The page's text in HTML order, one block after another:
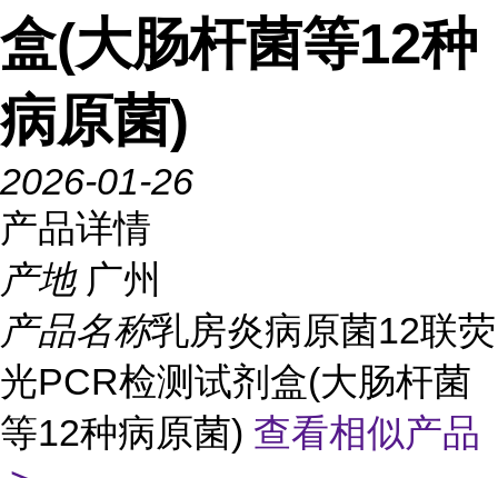
盒(大肠杆菌等12种
病原菌)
2026-01-26
产品详情
产地 广州
产品名称乳房炎病原菌12联荧
光PCR检测试剂盒(大肠杆菌
等12种病原菌) 查看相似产品